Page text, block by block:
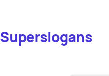
Superslogans